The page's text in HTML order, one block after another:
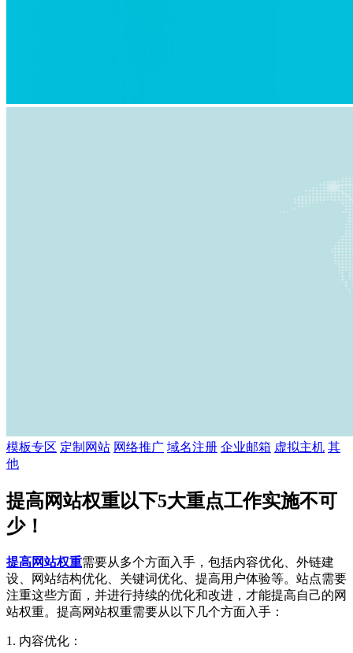
模板专区 定制网站 网络推广 域名注册 企业邮箱 虚拟主机 其
他
提高网站权重以下5大重点工作实施不可
少！
提高网站权重需要从多个方面入手，包括内容优化、外链建
设、网站结构优化、关键词优化、提高用户体验等。站点需要
注重这些方面，并进行持续的优化和改进，才能提高自己的网
站权重。提高网站权重需要从以下几个方面入手：
1. 内容优化：